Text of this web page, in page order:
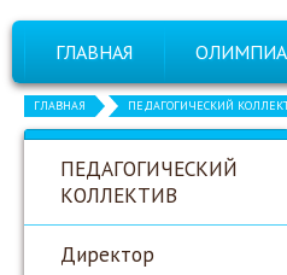
ГЛАВНАЯ
ГЛАВНАЯ ПЕДАГОГИЧЕСКИЙ
ПЕДАГОГИЧЕСКИЙ
КОЛЛЕКТИВ
Директор